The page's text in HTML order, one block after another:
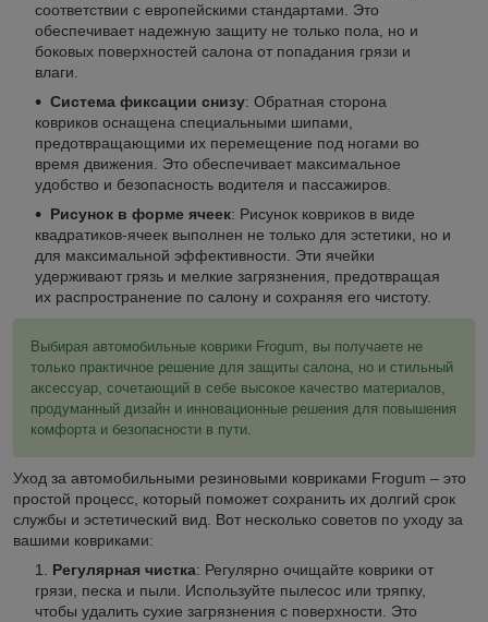
соответствии с европейскими стандартами. Это
обеспечивает надежную защиту не только пола, но и
боковых поверхностей салона от попадания грязи и
влаги.
Система фиксации снизу: Обратная сторона
ковриков оснащена специальными шипами,
предотвращающими их перемещение под ногами во
время движения. Это обеспечивает максимальное
удобство и безопасность водителя и пассажиров.
Рисунок в форме ячеек: Рисунок ковриков в виде
квадратиков-ячеек выполнен не только для эстетики, но и
для максимальной эффективности. Эти ячейки
удерживают грязь и мелкие загрязнения, предотвращая
их распространение по салону и сохраняя его чистоту.
Выбирая автомобильные коврики Frogum, вы получаете не
только практичное решение для защиты салона, но и стильный
аксессуар, сочетающий в себе высокое качество материалов,
продуманный дизайн и инновационные решения для повышения
комфорта и безопасности в пути.
Уход за автомобильными резиновыми ковриками Frogum – это
простой процесс, который поможет сохранить их долгий срок
службы и эстетический вид. Вот несколько советов по уходу за
вашими ковриками:
Регулярная чистка: Регулярно очищайте коврики от
грязи, песка и пыли. Используйте пылесос или тряпку,
чтобы удалить сухие загрязнения с поверхности. Это